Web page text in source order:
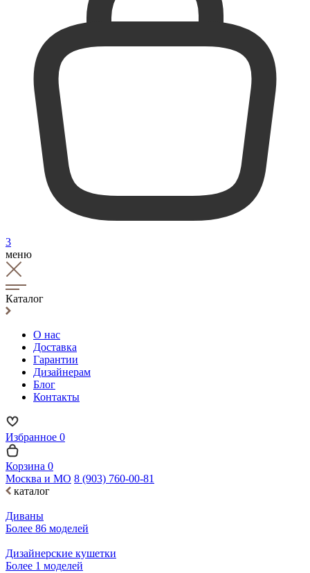
3
меню
Каталог
О нас
Доставка
Гарантии
Дизайнерам
Блог
Контакты
Избранное 0
Корзина 0
Москва и МО 8 (903) 760-00-81
каталог
Диваны
Более 86 моделей
Дизайнерские кушетки
Более 1 моделей